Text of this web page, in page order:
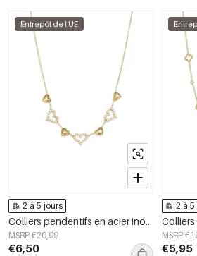
Entrepôt de l'UE
2 à 5 jours
Colliers pendentifs en acier inoxydable en forme de cœur, collection Daily Simple, bijoux pour femmes
MSRP €20,99
€6,50
2 à 5
MSRP
€5,95